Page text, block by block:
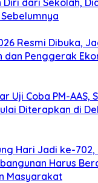
Resmi Dibuka,
dan Penggerak
Uji Coba PM-AAS,
Diterapkan di
Hari Jadi ke-702,
Harus
Masyarakat